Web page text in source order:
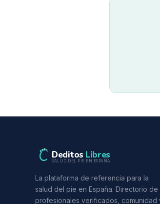
Deditos Libres
SALUD DEL PIE EN ESPAÑA
La plataforma de referencia para la
salud del pie en España. Directorio de
profesionales verificados, comunidad